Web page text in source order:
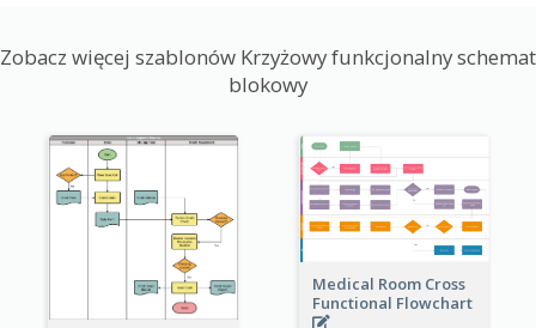
Zobacz więcej szablonów Krzyżowy funkcjonalny schemat
blokowy
Medical Room Cross
Functional Flowchart